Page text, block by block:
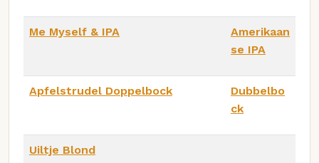
Me Myself & IPA
Amerikaan
se IPA
Apfelstrudel Doppelbock
Dubbelbo
ck
Uiltje Blond